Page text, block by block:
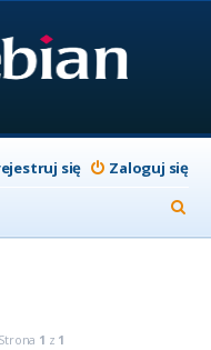
Zaloguj się
się
z
1 z 1